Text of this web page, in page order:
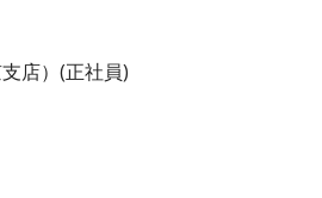
店）(正社員)